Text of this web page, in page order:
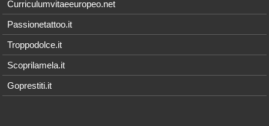
Curriculumvitaeeuropeo.net
Passionetattoo.it
Troppodolce.it
Scoprilamela.it
Goprestiti.it